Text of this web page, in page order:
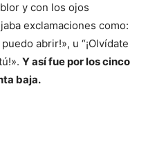
y con los ojos
exclamaciones como:
abrir!», u “¡Olvídate
Y así fue por los cinco
baja.